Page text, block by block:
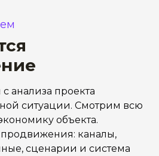
анализа проекта
ситуации. Смотрим всю
объекта.
каналы,
сценарии и система